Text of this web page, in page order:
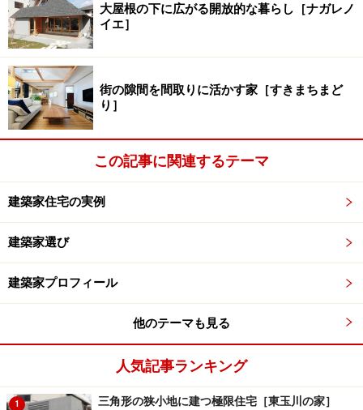
大屋根の下に広がる開放的な暮らし［ナガレノ
イエ］
街の隙間を間取りに活かす家［すきまちまど
り］
この記事に関連するテーマ
建築家住宅の実例
建築家選び
建築家プロフィール
他のテーマも見る
人気記事ランキング
1 三角形の狭小地に建つ極限住宅［東玉川の家］